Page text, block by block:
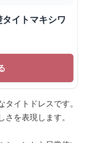
イトマキシワ
イトドレスです。
を表現します。